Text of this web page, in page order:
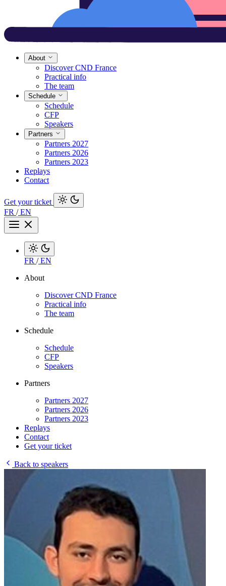
About
Discover CND France
Practical info
The team
Schedule
Schedule
CFP
Speakers
Partners
Partners 2027
Partners 2026
Partners 2023
Replays
Contact
Get your ticket
FR /EN
FR /EN
About
Discover CND France
Practical info
The team
Schedule
Schedule
CFP
Speakers
Partners
Partners 2027
Partners 2026
Partners 2023
Replays
Contact
Get your ticket
Back to speakers